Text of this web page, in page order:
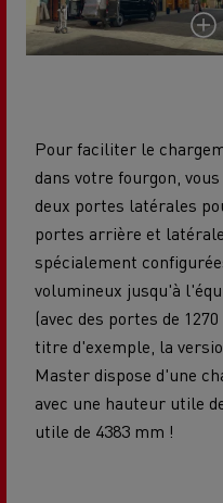
Pour faciliter le
dans votre fourgon,
deux portes latérales
portes arrière et
spécialement
volumineux jusqu'à
(avec des portes de
titre d'exemple, la
Master dispose d'une
avec une hauteur utile
utile de 4383 mm !